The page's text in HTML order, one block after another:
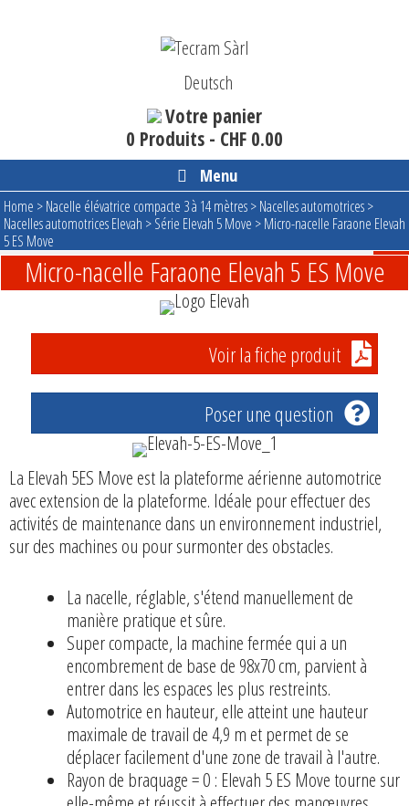
Deutsch
Votre panier
0 Produits - CHF 0.00
Menu
Home >Nacelle élévatrice compacte 3 à 14 mètres>Nacelles automotrices>
Nacelles automotrices Elevah >Série Elevah 5 Move >Micro-nacelle Faraone Elevah
5 ES Move
Micro-nacelle Faraone Elevah 5 ES Move
Voir la fiche produit
Poser une question
La Elevah 5ES Move est la plateforme aérienne automotrice
avec extension de la plateforme. Idéale pour effectuer des
activités de maintenance dans un environnement industriel,
sur des machines ou pour surmonter des obstacles.
La nacelle, réglable, s'étend manuellement de
manière pratique et sûre.
Super compacte, la machine fermée qui a un
encombrement de base de 98x70 cm, parvient à
entrer dans les espaces les plus restreints.
Automotrice en hauteur, elle atteint une hauteur
maximale de travail de 4,9 m et permet de se
déplacer facilement d'une zone de travail à l'autre.
Rayon de braquage = 0 : Elevah 5 ES Move tourne sur